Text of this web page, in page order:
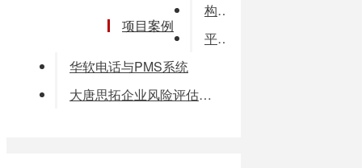
项目案例
构思C/S版物流中心管理系统
平台系列-供应链整合平台
华软电话与PMS系统
大唐思拓企业风险评估管理系统